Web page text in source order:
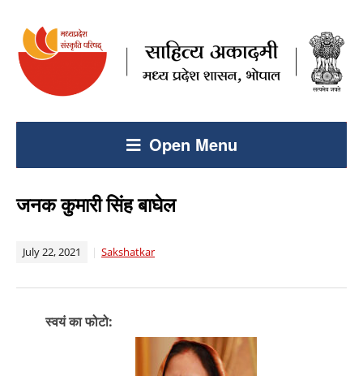
Open Menu
जनक कुमारी सिंह बाघेल
July 22, 2021 Sakshatkar
स्वयं का फोटो: